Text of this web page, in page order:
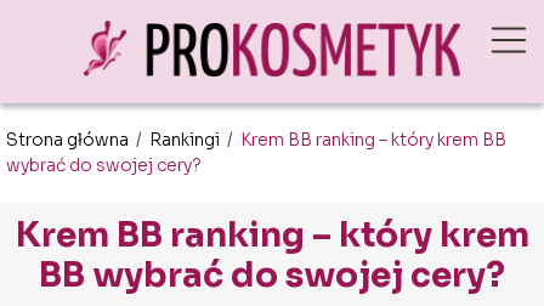
Strona główna / Rankingi / Krem BB ranking – który krem BB
wybrać do swojej cery?
Krem BB ranking – który krem
BB wybrać do swojej cery?